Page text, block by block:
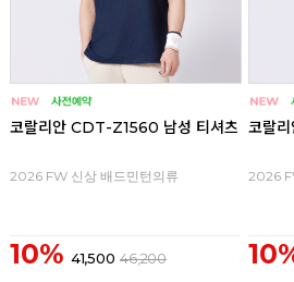
코랄리안 CDT-Z1560 남성 티셔츠
2026 FW 신상 배드민턴의류
10% 41,500 46,200
코랄
2026